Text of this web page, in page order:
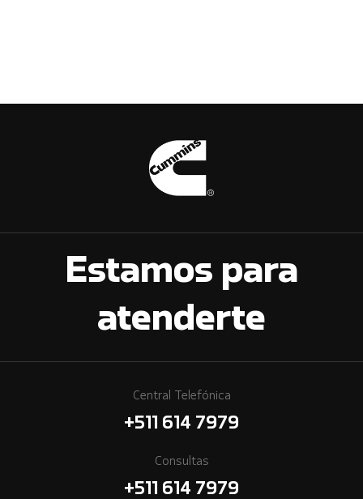
Estamos para
atenderte
Central Telefónica
+511 614 7979
Consultas
+511 614 7979